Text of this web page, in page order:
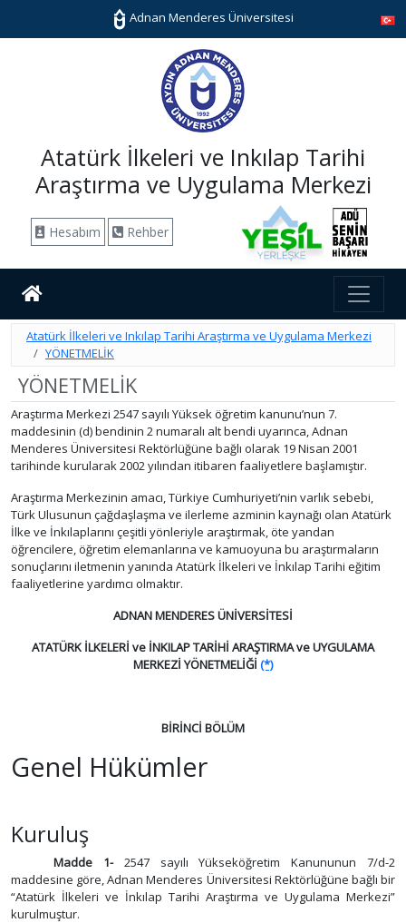
Adnan Menderes Üniversitesi
Atatürk İlkeleri ve Inkılap Tarihi
Araştırma ve Uygulama Merkezi
Hesabım Rehber
Atatürk İlkeleri ve Inkılap Tarihi Araştırma ve Uygulama Merkezi
YÖNETMELİK
YÖNETMELİK
Araştırma Merkezi 2547 sayılı Yüksek öğretim kanunu’nun 7.
maddesinin (d) bendinin 2 numaralı alt bendi uyarınca, Adnan
Menderes Üniversitesi Rektörlüğüne bağlı olarak 19 Nisan 2001
tarihinde kurularak 2002 yılından itibaren faaliyetlere başlamıştır.
Araştırma Merkezinin amacı, Türkiye Cumhuriyeti’nin varlık sebebi,
Türk Ulusunun çağdaşlaşma ve ilerleme azminin kaynağı olan Atatürk
İlke ve İnkılaplarını çeşitli yönleriyle araştırmak, öte yandan
öğrencilere, öğretim elemanlarına ve kamuoyuna bu araştırmaların
sonuçlarını iletmenin yanında Atatürk İlkeleri ve İnkılap Tarihi eğitim
faaliyetlerine yardımcı olmaktır.
ADNAN MENDERES ÜNİVERSİTESİ
ATATÜRK İLKELERİ ve İNKILAP TARİHİ ARAŞTIRMA ve UYGULAMA
MERKEZİ YÖNETMELİĞİ (*)
BİRİNCİ BÖLÜM
Genel Hükümler
Kuruluş
Madde 1-2547 sayılı Yükseköğretim Kanununun 7/d-2
maddesine göre, Adnan Menderes Üniversitesi Rektörlüğüne bağlı bir
“Atatürk İlkeleri ve İnkılap Tarihi Araştırma ve Uygulama Merkezi”
kurulmuştur.